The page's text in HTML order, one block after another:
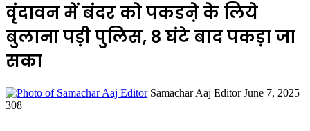
वृंदावन में बंदर को पकडऩे के लिये
बुलाना पड़ी पुलिस, 8 घंटे बाद पकड़ा जा
सका
Samachar Aaj Editor Send
June 7, 2025
308